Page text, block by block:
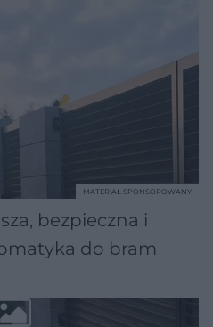
bezpieczna i
do bram
MATERIAŁ SPONSOROWANY